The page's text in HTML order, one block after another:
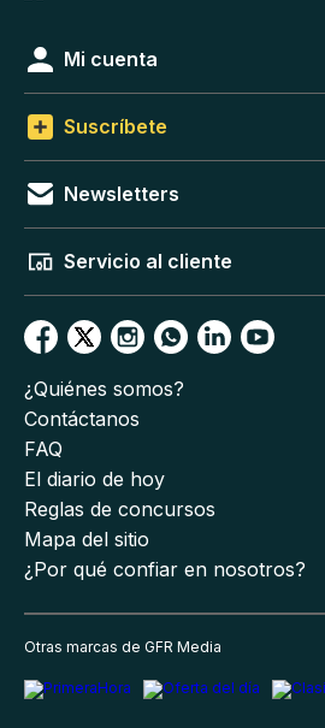
Mi cuenta
Suscríbete
Newsletters
Servicio al cliente
¿Quiénes somos?
Contáctanos
FAQ
El diario de hoy
Reglas de concursos
Mapa del sitio
¿Por qué confiar en nosotros?
Otras marcas de GFR Media